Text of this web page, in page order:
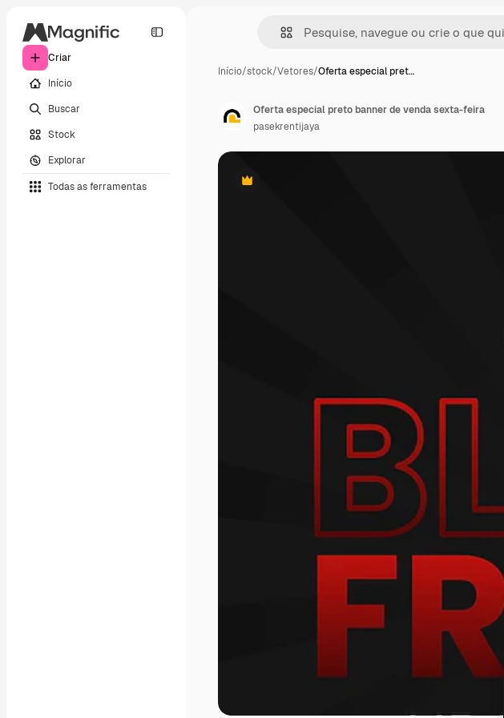
Criar
Início
Buscar
Stock
Explorar
Todas as ferramentas
Início/stock/Vetores/Oferta especial pret…
Premium
Oferta especial preto banner de venda sexta-feira
pasekrentijaya